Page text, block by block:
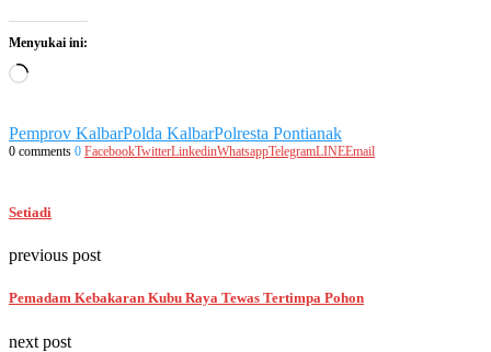
Menyukai ini:
Memuat...
Pemprov KalbarPolda KalbarPolresta Pontianak
0 comments 0 FacebookTwitterLinkedinWhatsappTelegramLINEEmail
Setiadi
previous post
Pemadam Kebakaran Kubu Raya Tewas Tertimpa Pohon
next post